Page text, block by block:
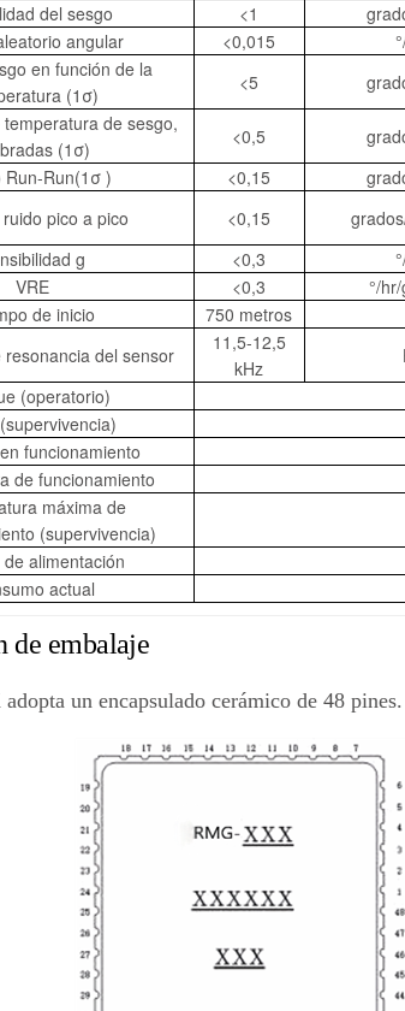
del sesgo
<1
angular
<0,015
en función de la
(1σ)
<5
de sesgo,
(1σ)
<0,5
Run-Run(1σ )
<0,15
pico a pico
<0,15
g
<0,3
VRE
<0,3 °/
de inicio
750 metros
del sensor
11,5-12,5
kHz
(operatorio)
funcionamiento
de funcionamiento
máxima de
(supervivencia)
alimentación
actual
de embalaje
un encapsulado cerámico de 48 pines.